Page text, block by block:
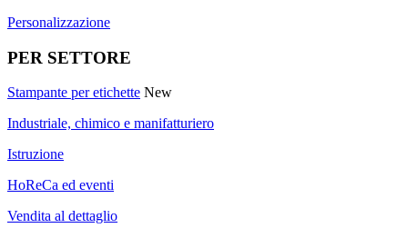
Personalizzazione
PER SETTORE
Stampante per etichette New
Industriale, chimico e manifatturiero
Istruzione
HoReCa ed eventi
Vendita al dettaglio